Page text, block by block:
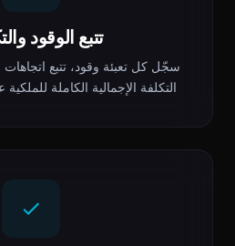
تتبع الوقود
سجّل كل تعبئة وقود، تتبع اتجاهات
التكلفة الإجمالية الكاملة للملكية عبر 8 فئات